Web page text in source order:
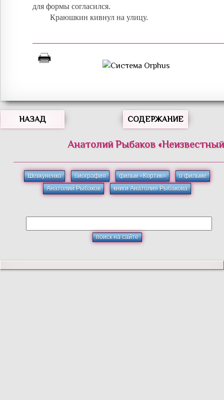
для формы согласился.
Краюшкин кивнул на улицу.
НАЗАД СОДЕРЖАНИЕ
Анатолий Рыбаков«
Шевкуненко биография фильм «Кортик»
о фильме
Анатолий Рыбаков
книги Анатолия Рыбакова